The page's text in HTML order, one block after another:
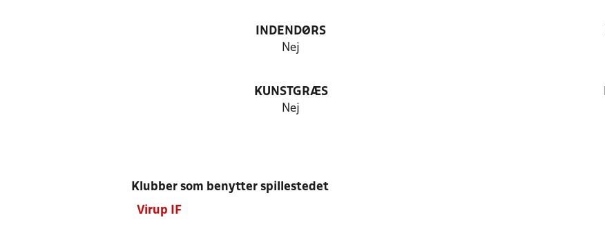
INDENDØRS
Nej
KUNSTGRÆS
Nej
Klubber som benytter spillestedet
Virup IF